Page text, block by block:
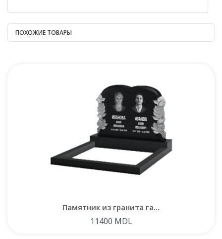
ПОХОЖИЕ ТОВАРЫ
Памятник из гранита га...
11400 MDL